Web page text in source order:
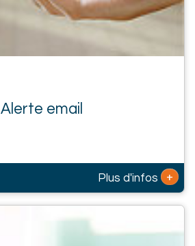
Alerte email
Plus d'infos +